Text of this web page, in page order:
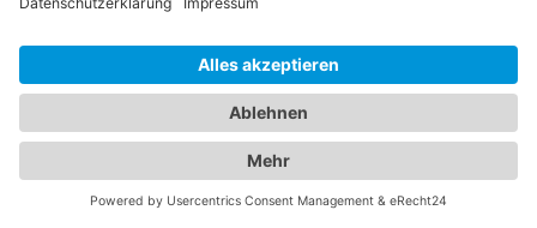
dafür, dass Ihre Familie in den Händen erfahrener
und fürsorglicher Ärzte ist.
Jetzt Augenarzt finden!